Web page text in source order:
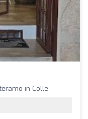
in Colle